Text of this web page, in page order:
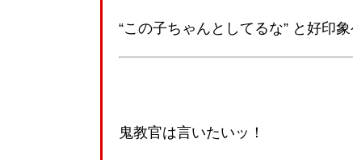
“この子ちゃんとしてるな” と好印象
鬼教官は言いたいッ！